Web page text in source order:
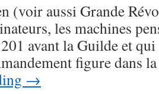
(voir aussi Grande
les machines
avant la Guilde et
figure dans
→